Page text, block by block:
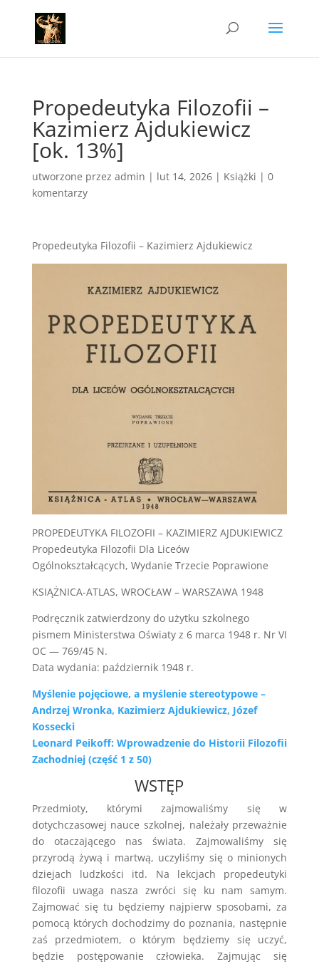
Propedeutyka Filozofii –
Kazimierz Ajdukiewicz
[ok. 13%]
utworzone przez admin | lut 14, 2026| Książki | 0
komentarzy
Propedeutyka Filozofii – Kazimierz Ajdukiewicz
PROPEDEUTYKA FILOZOFII – KAZIMIERZ AJDUKIEWICZ
Propedeutyka Filozofii Dla Liceów
Ogólnokształcących, Wydanie Trzecie Poprawione
KSIĄŻNICA-ATLAS, WROCŁAW – WARSZAWA 1948
Podręcznik zatwierdzony do użytku szkolnego
pismem Ministerstwa Oświaty z 6 marca 1948 r. Nr VI
OC — 769/45 N.
Data wydania: październik 1948 r.
Myślenie pojęciowe, a myślenie stereotypowe –
Andrzej Wronka, Kazimierz Ajdukiewicz, Józef
Kossecki
Leonard Peikoff: Wprowadzenie do Historii Filozofii
Zachodniej (część 1 z 50)
WSTĘP
Przedmioty, którymi zajmowaliśmy się w
dotychczasowej nauce szkolnej, należały przeważnie
do otaczającego nas świata. Zajmowaliśmy się
przyrodą żywą i martwą, uczyliśmy się o minionych
dziejach ludzkości itd. Na lekcjach propedeutyki
filozofii uwaga nasza zwróci się ku nam samym.
Zajmować się tu będziemy najpierw sposobami, za
pomocą których dochodzimy do poznania, następnie
zaś przedmiotem, o którym będziemy się uczyć,
będzie postępowanie człowieka. Zajmując się